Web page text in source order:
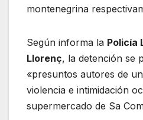
montenegrina
Según informa la Policía
Llorenç, la detención se
«presuntos autores de
violencia e intimidación
supermercado de Sa